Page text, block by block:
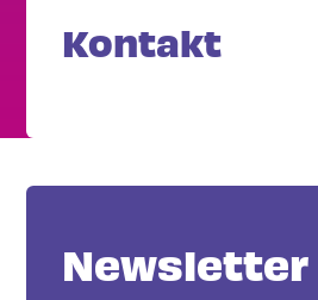
Kontakt
Newsletter